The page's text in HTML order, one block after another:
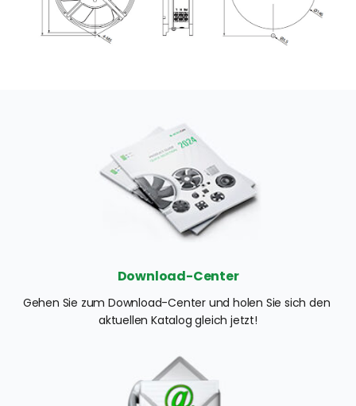
Download-Center
Gehen Sie zum Download-Center und holen Sie sich den
aktuellen Katalog gleich jetzt!